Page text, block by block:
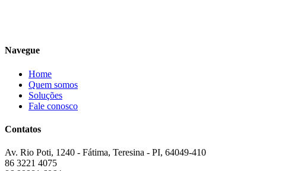
Navegue
Home
Quem somos
Soluções
Fale conosco
Contatos
Av. Rio Poti, 1240 - Fátima, Teresina - PI, 64049-410
86 3221 4075